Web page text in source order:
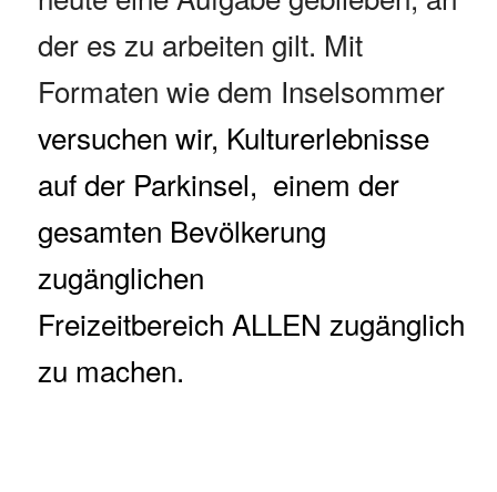
der es zu arbeiten gilt. Mit
Formaten wie dem Inselsommer
versuchen wir, Kulturerlebnisse
auf der Parkinsel, einem der
gesamten Bevölkerung
zugänglichen
Freizeitbereich ALLEN zugänglich
zu machen.